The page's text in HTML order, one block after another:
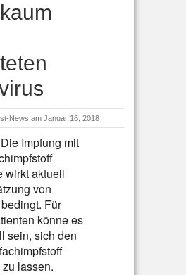
News am Januar 16, 2018
Impfung mit
wirkt aktuell
von
Für
könne es
sein, sich den
lassen.